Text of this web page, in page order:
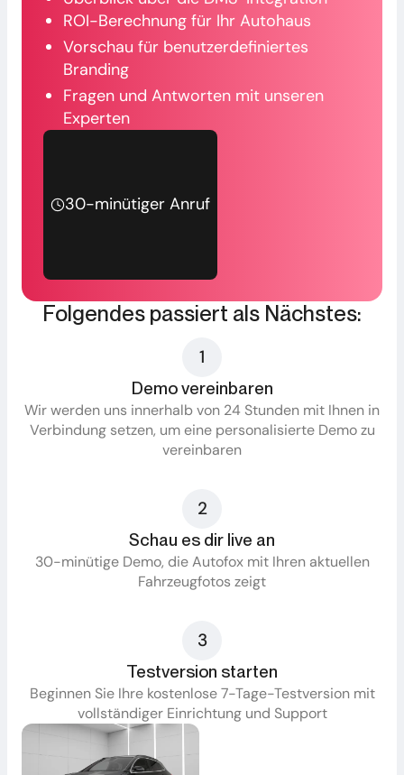
ROI-Berechnung für Ihr Autohaus
Vorschau für benutzerdefiniertes
Branding
Fragen und Antworten mit unseren
Experten
30-minütiger Anruf
Folgendes passiert als Nächstes:
1
Demo vereinbaren
Wir werden uns innerhalb von 24 Stunden mit Ihnen in
Verbindung setzen, um eine personalisierte Demo zu
vereinbaren
2
Schau es dir live an
30-minütige Demo, die Autofox mit Ihren aktuellen
Fahrzeugfotos zeigt
3
Testversion starten
Beginnen Sie Ihre kostenlose 7-Tage-Testversion mit
vollständiger Einrichtung und Support